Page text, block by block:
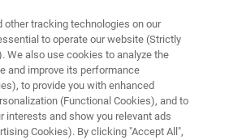
会2026
other tracking technologies on our
to operate our website (Strictly
We also use cookies to analyze the
and improve its performance
to provide you with enhanced
(Functional Cookies), and to
interests and show you relevant ads
Cookies). By clicking "Accept All",